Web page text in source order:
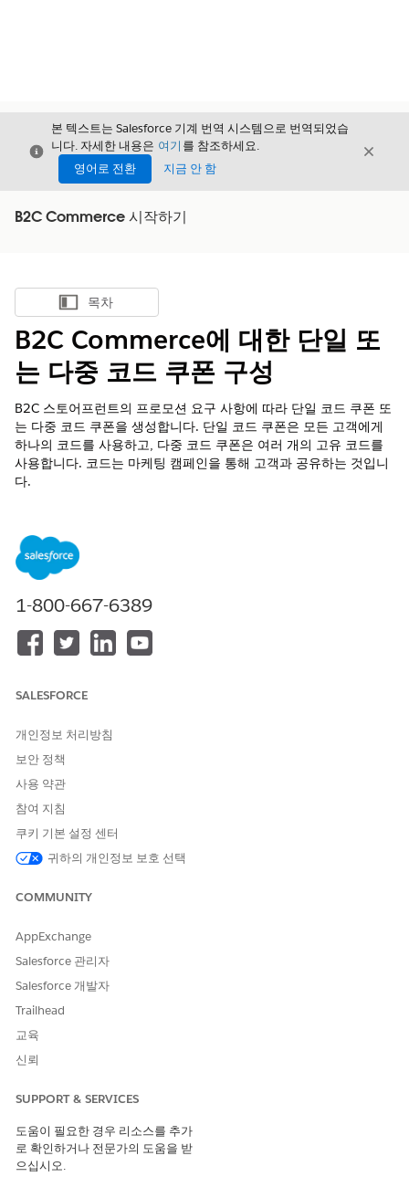
닫기
본 텍스트는 Salesforce 기계 번역 시스템으로 번역되었습
니다. 자세한 내용은 여기 를 참조하세요.
영어로 전환
지금 안 함
닫기
B2C Commerce 시작하기
목차 표시
목차
B2C Commerce에 대한 단일 또
는 다중 코드 쿠폰 구성
B2C 스토어프런트의 프로모션 요구 사항에 따라 단일 코드 쿠폰 또
는 다중 코드 쿠폰을 생성합니다. 단일 코드 쿠폰은 모든 고객에게
하나의 코드를 사용하고, 다중 코드 쿠폰은 여러 개의 고유 코드를
사용합니다. 코드는 마케팅 캠페인을 통해 고객과 공유하는 것입니
다.
노트
성 코드를 사용합니다.
판매자 도구| 온라인 마케팅
ID를 입력합니다.
자가 코드를 대문자로 입력할 수 있는지 또는 소문자로 입력할
B2C Commerce는 쿠폰 코드를 조회할 때 문자 변환을 위해 사
이트의 기본 로캘을 사용합니다. 기본 로캘을 변경하면 터키어
문자i
기존 코드가 작동을 중지하거나 일관되지 않게 동작할 수 있습
니다.
쿠폰 유형을 선택합니다.
FREESHIP14 또는 외부 시스템에서 생성된 코드)를 입력합
프로모션이 포함된 단일 쿠폰을 사용할 수 있습니다.
다중 코드(판매자 정의)
변경 사항을 저장합니다.
쿠폰 편집 페이지가 열립니다. 이 페이지에서 쿠폰 사용 횟수 및
기간을 포함한 일반 설정을 구성하고, 캠페인에 쿠폰을 할당하
추가 구성을 완료하고 변경 사항을 저장합니다.
다음 사항도 참조:
B2C Commerce의 시스템 생성 쿠폰 코드
1-800-667-6389
SALESFORCE
개인정보 처리방침
보안 정책
사용 약관
참여 지침
쿠키 기본 설정 센터
귀하의 개인정보 보호 선택
COMMUNITY
AppExchange
Salesforce 관리자
Salesforce 개발자
Trailhead
교육
신뢰
SUPPORT & SERVICES
도움이 필요한 경우 리소스를 추가
로 확인하거나 전문가의 도움을 받
으십시오.